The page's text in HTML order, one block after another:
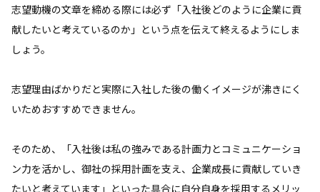
志望動機の文章を締める際には必ず「入社後どのように企業に貢
献したいと考えているのか」という点を伝えて終えるようにしま
しょう。
志望理由ばかりだと実際に入社した後の働くイメージが沸きにく
いためおすすめできません。
そのため、「入社後は私の強みである計画力とコミュニケーショ
ン力を活かし、御社の採用計画を支え、企業成長に貢献していき
たいと考えています」といった具合に自分自身を採用するメリッ